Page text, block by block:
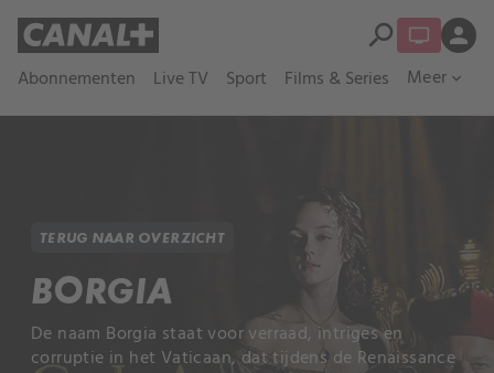
Abonnementen Live TV Sport Films & Series Meer expand_more
search person
TERUG NAAR OVERZICHT
BORGIA
De naam Borgia staat voor verraad, intriges en
corruptie in het Vaticaan, dat tijdens de Renaissance